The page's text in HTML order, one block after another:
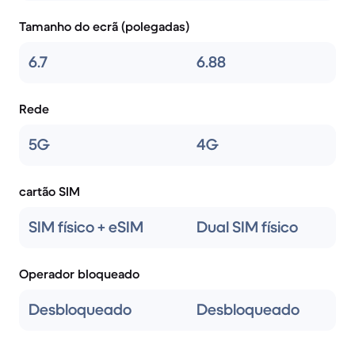
Tamanho do ecrã (polegadas)
6.7 6.88
Rede
5G 4G
cartão SIM
SIM físico + eSIM Dual SIM físico
Operador bloqueado
Desbloqueado Desbloqueado